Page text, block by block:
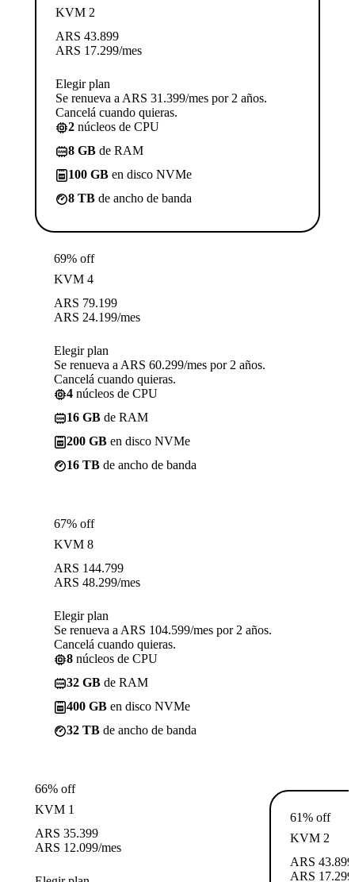
KVM 2
ARS 43.899
ARS 17.299/mes
Elegir plan
Se renueva a ARS 31.399/mes por 2 años.
Cancelá cuando quieras.
2 núcleos de CPU
8 GB de RAM
100 GB en disco NVMe
8 TB de ancho de banda
69% off
KVM 4
ARS 79.199
ARS 24.199/mes
Elegir plan
Se renueva a ARS 60.299/mes por 2 años.
Cancelá cuando quieras.
4 núcleos de CPU
16 GB de RAM
200 GB en disco NVMe
16 TB de ancho de banda
67% off
KVM 8
ARS 144.799
ARS 48.299/mes
Elegir plan
Se renueva a ARS 104.599/mes por 2 años.
Cancelá cuando quieras.
8 núcleos de CPU
32 GB de RAM
400 GB en disco NVMe
32 TB de ancho de banda
66% off
KVM 1
ARS 35.399
ARS 12.099/mes
61% off
KVM 2
ARS 43.899
ARS 17.299